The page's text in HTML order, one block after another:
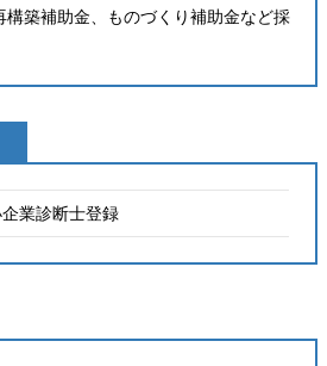
構築補助金、ものづくり補助金など採
業診断士登録